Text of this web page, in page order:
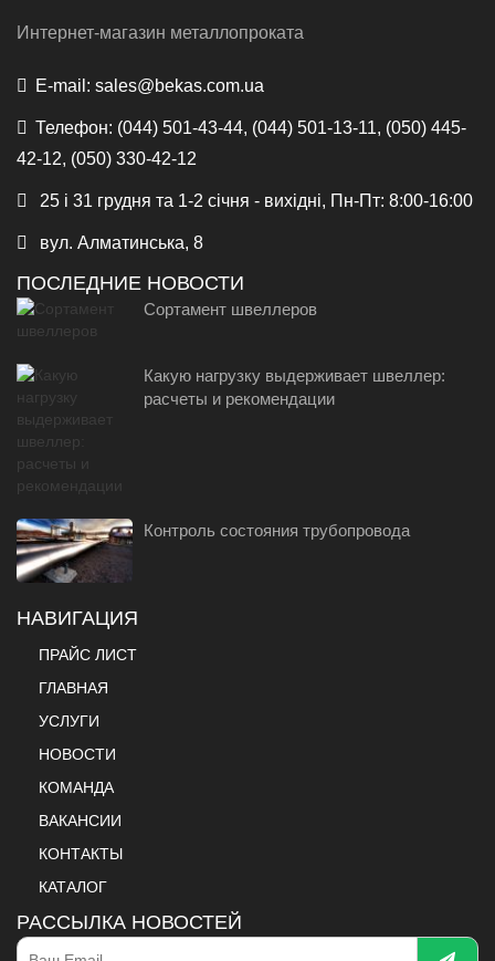
Интернет-магазин металлопроката
E-mail: sales@bekas.com.ua
Телефон: (044) 501-43-44, (044) 501-13-11, (050) 445-
42-12, (050) 330-42-12
25 і 31 грудня та 1-2 січня - вихідні, Пн-Пт: 8:00-16:00
вул. Алматинська, 8
ПОСЛЕДНИЕ НОВОСТИ
Сортамент швеллеров
Какую нагрузку выдерживает швеллер:
расчеты и рекомендации
Контроль состояния трубопровода
НАВИГАЦИЯ
ПРАЙС ЛИСТ
ГЛАВНАЯ
УСЛУГИ
НОВОСТИ
КОМАНДА
ВАКАНСИИ
КОНТАКТЫ
КАТАЛОГ
РАССЫЛКА НОВОСТЕЙ